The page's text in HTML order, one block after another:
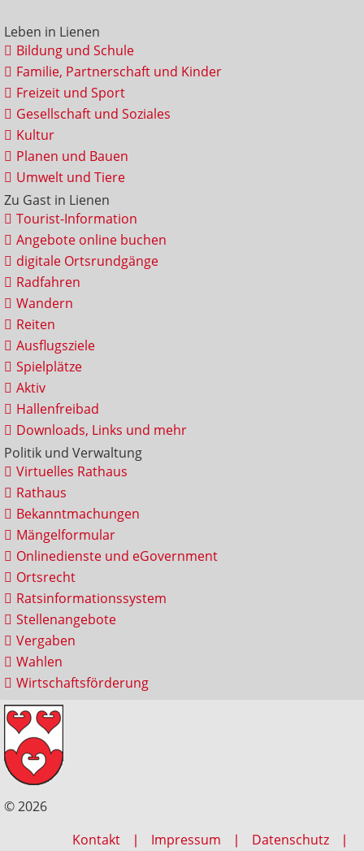
Leben in Lienen
Bildung und Schule
Familie, Partnerschaft und Kinder
Freizeit und Sport
Gesellschaft und Soziales
Kultur
Planen und Bauen
Umwelt und Tiere
Zu Gast in Lienen
Tourist-Information
Angebote online buchen
digitale Ortsrundgänge
Radfahren
Wandern
Reiten
Ausflugsziele
Spielplätze
Aktiv
Hallenfreibad
Downloads, Links und mehr
Politik und Verwaltung
Virtuelles Rathaus
Rathaus
Bekanntmachungen
Mängelformular
Onlinedienste und eGovernment
Ortsrecht
Ratsinformationssystem
Stellenangebote
Vergaben
Wahlen
Wirtschaftsförderung
© 2026
Kontakt
Impressum Datenschutz